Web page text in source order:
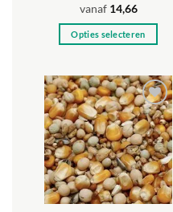
Gewaardeerd
4.94uit 5
vanaf 14,66
Opties selecteren
heeft
meerdere
variaties.
Deze
optie
kan
gekozen
worden
Toevoegen
aan
verlanglijst